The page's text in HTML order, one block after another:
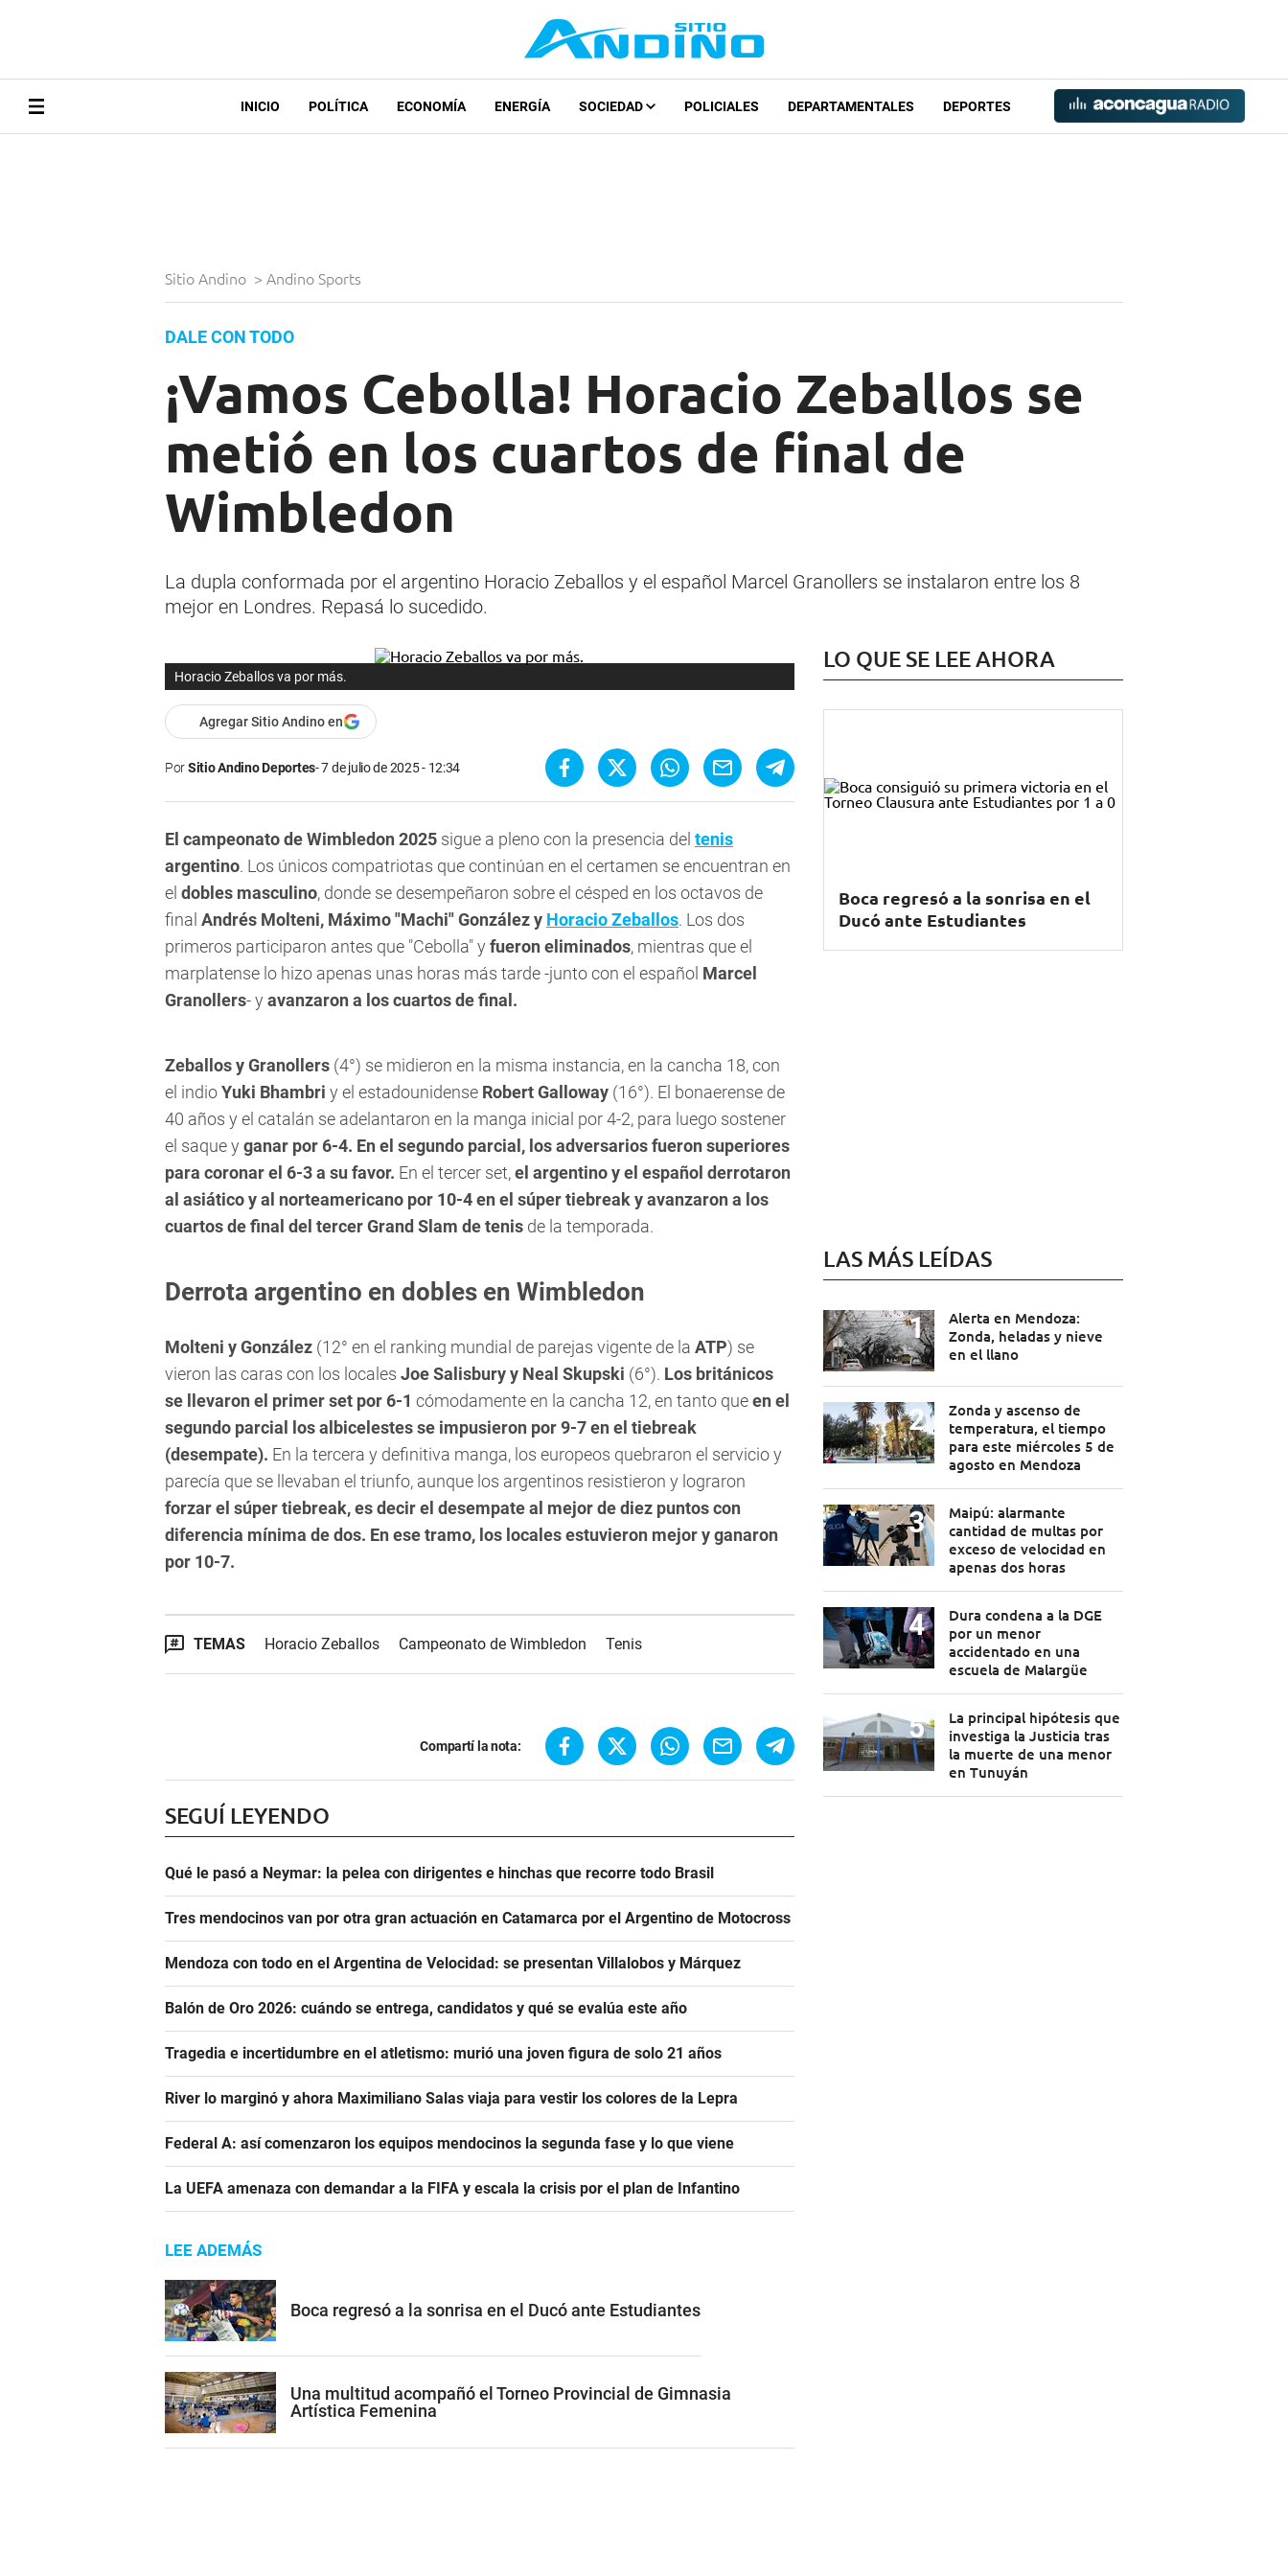
INICIO POLÍTICA ECONOMÍA ENERGÍA SOCIEDAD POLICIALES DEPARTAMENTALES DEPORTES
Sitio Andino > Andino Sports
DALE CON TODO
¡Vamos Cebolla! Horacio Zeballos se
metió en los cuartos de final de
Wimbledon
La dupla conformada por el argentino Horacio Zeballos y el español Marcel Granollers se instalaron entre los 8
mejor en Londres. Repasá lo sucedido.
Horacio Zeballos va por más.
Agregar Sitio Andino en
PorSitio Andino Deportes 7 de julio de 2025 - 12:34
El campeonato de Wimbledon 2025 sigue a pleno con la presencia del tenis
argentino. Los únicos compatriotas que continúan en el certamen se encuentran en
el dobles masculino, donde se desempeñaron sobre el césped en los octavos de
final Andrés Molteni, Máximo "Machi" González y Horacio Zeballos. Los dos
primeros participaron antes que "Cebolla" y fueron eliminados, mientras que el
marplatense lo hizo apenas unas horas más tarde -junto con el español Marcel
Granollers-y avanzaron a los cuartos de final.
Zeballos y Granollers (4°) se midieron en la misma instancia, en la cancha 18, con
el indioYuki Bhambri y el estadounidense Robert Galloway (16°). El bonaerense de
40 años y el catalán se adelantaron en la manga inicial por 4-2, para luego sostener
el saque y ganar por 6-4. En el segundo parcial, los adversarios fueron superiores
para coronar el 6-3 a su favor. En el tercer set,el argentino y el español derrotaron
al asiático y al norteamericano por 10-4 en el súper tiebreak y avanzaron a los
cuartos de final del tercer Grand Slam de tenis de la temporada.
Derrota argentino en dobles en Wimbledon
Molteni y González (12° en el ranking mundial de parejas vigente de la ATP) se
vieron las caras con los locales Joe Salisbury y Neal Skupski (6°). Los británicos
se llevaron el primer set por 6-1 cómodamente en la cancha 12, en tanto queen el
segundo parcial los albicelestes se impusieron por 9-7 en el tiebreak
(desempate). En la tercera y definitiva manga, los europeos quebraron el servicio y
parecía que se llevaban el triunfo, aunque los argentinos resistieron y lograron
forzar el súper tiebreak, es decir el desempate al mejor de diez puntos con
diferencia mínima de dos. En ese tramo, los locales estuvieron mejor y ganaron
por 10-7.
TEMAS Horacio Zeballos Campeonato de Wimbledon Tenis
Compartí la nota:
SEGUÍ LEYENDO
Qué le pasó a Neymar: la pelea con dirigentes e hinchas que recorre todo Brasil
Tres mendocinos van por otra gran actuación en Catamarca por el Argentino de Motocross
Mendoza con todo en el Argentina de Velocidad: se presentan Villalobos y Márquez
Balón de Oro 2026: cuándo se entrega, candidatos y qué se evalúa este año
Tragedia e incertidumbre en el atletismo: murió una joven figura de solo 21 años
River lo marginó y ahora Maximiliano Salas viaja para vestir los colores de la Lepra
Federal A: así comenzaron los equipos mendocinos la segunda fase y lo que viene
La UEFA amenaza con demandar a la FIFA y escala la crisis por el plan de Infantino
LEE ADEMÁS
Boca regresó a la sonrisa en el Ducó ante Estudiantes
Una multitud acompañó el Torneo Provincial de Gimnasia
Artística Femenina
LO QUE SE LEE AHORA
Boca regresó a la sonrisa en el
Ducó ante Estudiantes
LAS MÁS LEÍDAS
Alerta en Mendoza:
Zonda, heladas y nieve
en el llano
Zonda y ascenso de
temperatura, el tiempo
para este miércoles 5 de
agosto en Mendoza
Maipú: alarmante
cantidad de multas por
exceso de velocidad en
apenas dos horas
Dura condena a la DGE
por un menor
accidentado en una
escuela de Malargüe
La principal hipótesis que
investiga la Justicia tras
la muerte de una menor
en Tunuyán